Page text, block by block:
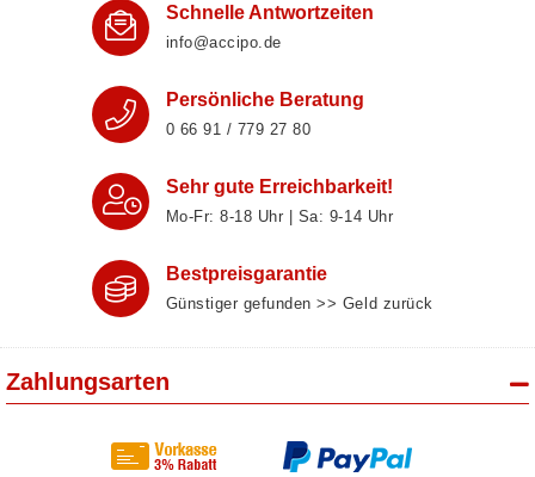
Schnelle Antwortzeiten
info@accipo.de
Persönliche Beratung
0 66 91 / 779 27 80
Sehr gute Erreichbarkeit!
Mo-Fr: 8‑18 Uhr | Sa: 9‑14 Uhr
Bestpreisgarantie
Günstiger gefunden >> Geld zurück
Zahlungsarten